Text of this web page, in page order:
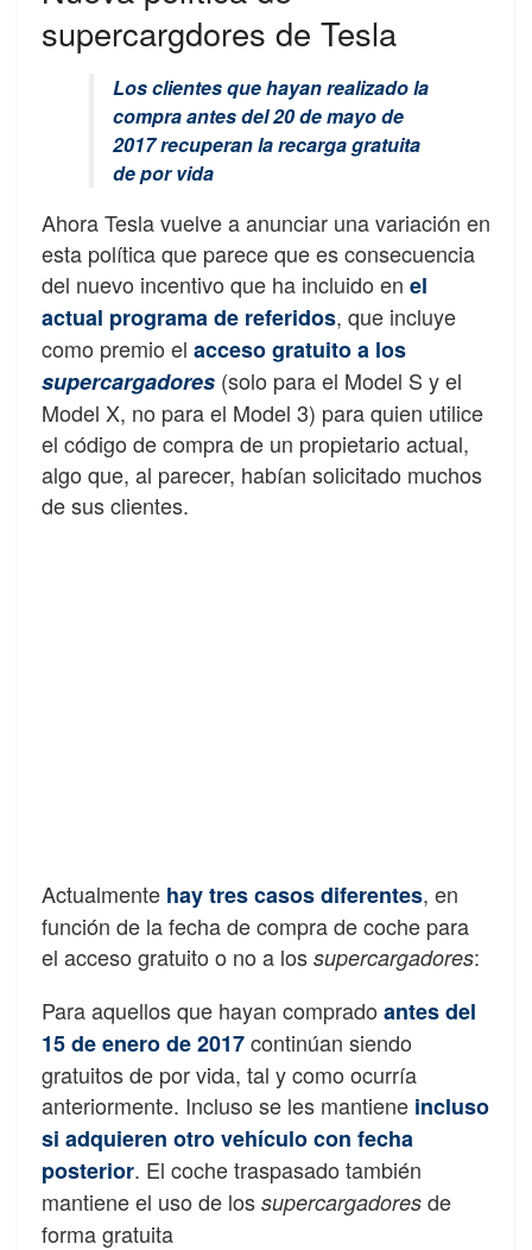
supercargdores de Tesla
Los clientes que hayan realizado la
compra antes del 20 de mayo de
2017 recuperan la recarga gratuita
de por vida
Ahora Tesla vuelve a anunciar una variación en
esta política que parece que es consecuencia
del nuevo incentivo que ha incluido en el
actual programa de referidos, que incluye
como premio el acceso gratuito a los
supercargadores (solo para el Model S y el
Model X, no para el Model 3) para quien utilice
el código de compra de un propietario actual,
algo que, al parecer, habían solicitado muchos
de sus clientes.
Actualmente hay tres casos diferentes, en
función de la fecha de compra de coche para
el acceso gratuito o no a los supercargadores:
Para aquellos que hayan comprado antes del
15 de enero de 2017continúan siendo
gratuitos de por vida, tal y como ocurría
anteriormente. Incluso se les mantiene incluso
si adquieren otro vehículo con fecha
posterior. El coche traspasado también
mantiene el uso de los supercargadores de
forma gratuita